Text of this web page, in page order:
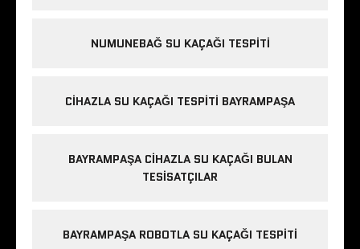
NUMUNEBAĞ SU KAÇAĞI TESPITI
CIHAZLA SU KAÇAĞI TESPITI BAYRAMPAŞA
BAYRAMPAŞA CIHAZLA SU KAÇAĞI BULAN
TESISATÇILAR
BAYRAMPAŞA ROBOTLA SU KAÇAĞI TESPITI